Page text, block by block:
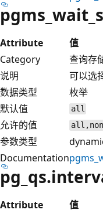
Attribute
值
Category
查询存
说明
可以选
数据类型
枚举
默认值
all
允许的值
参数类型
Documentation
Attribute
值